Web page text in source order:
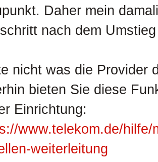
Daher mein
nach dem
nicht was die Provider
bieten Sie diese
Einrichtung:
www.telekom.de/
weiterleitung